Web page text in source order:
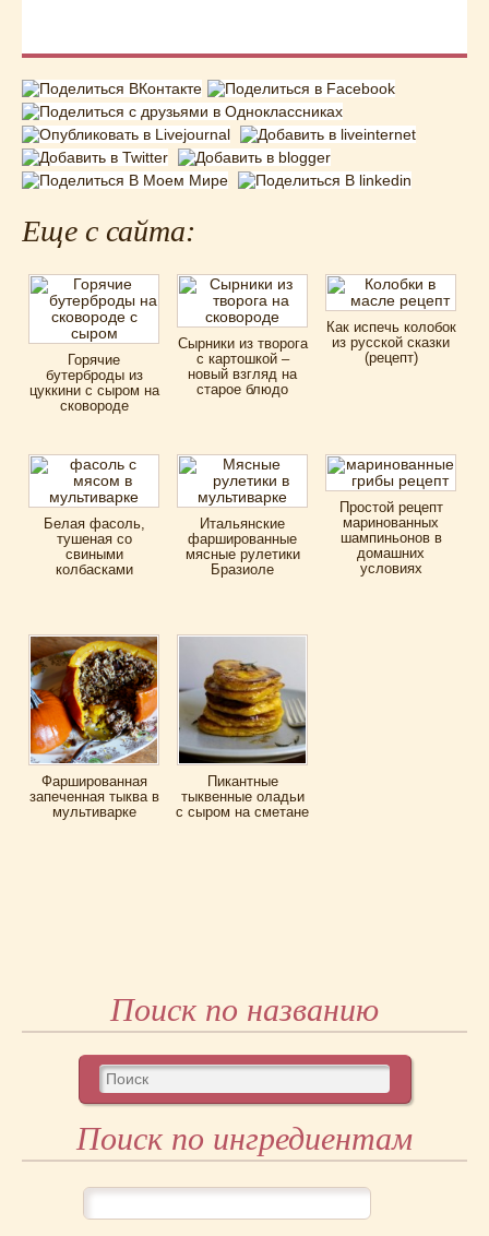
Еще с сайта:
Горячие
бутерброды из
цуккини с сыром на
сковороде
Сырники из творога
с картошкой –
новый взгляд на
старое блюдо
Как испечь колобок
из русской сказки
(рецепт)
Белая фасоль,
тушеная со
свиными
колбасками
Итальянские
фаршированные
мясные рулетики
Бразиоле
Простой рецепт
маринованных
шампиньонов в
домашних
условиях
Фаршированная
запеченная тыква в
мультиварке
Пикантные
тыквенные оладьи
с сыром на сметане
Поиск по названию
Поиск по ингредиентам